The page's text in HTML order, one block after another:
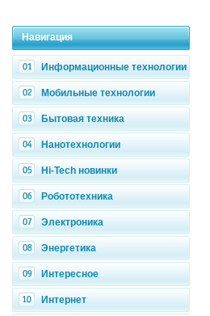
Навигация
Информационные технологии
Мобильные технологии
Бытовая техника
Нанотехнологии
Hi-Tech новинки
Робототехника
Электроника
Энергетика
Интересное
Интернет